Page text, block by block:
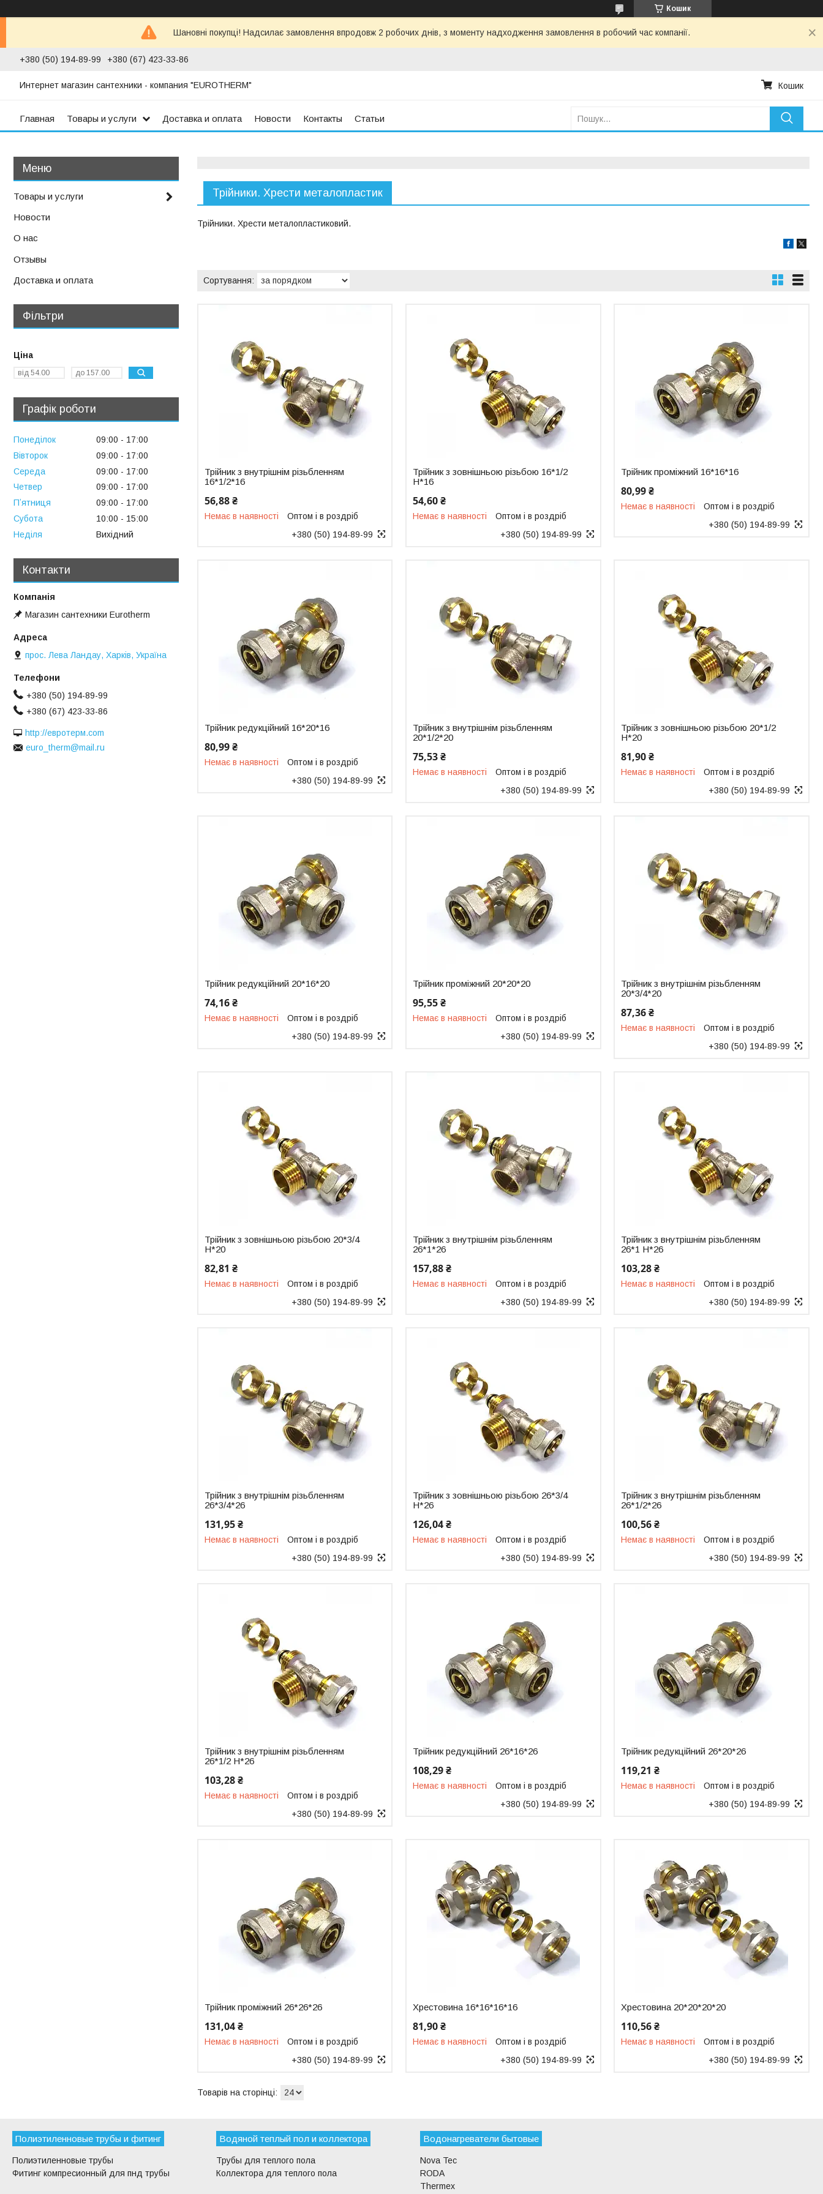
Кошик
Шановні покупці! Надсилає замовлення впродовж 2 робочих днів, з моменту надходження замовлення в робочий час компанії.
+380 (50) 194-89-99 +380 (67) 423-33-86
Интернет магазин сантехники - компания "EUROTHERM" Кошик
Главная Товары и услуги Доставка и оплата Новости Контакты Статьи
Трійники. Хрести металопластик
Трійники. Хрести металопластиковий.
Трійник з внутрішнім різьбленням
16*1/2*16
56,88 ₴
Немає в наявності
Оптом і в роздріб
+380 (50) 194-89-99
Трійник з зовнішньою різьбою 16*1/2
Н*16
54,60 ₴
Немає в наявності
Оптом і в роздріб
+380 (50) 194-89-99
Трійник проміжний 16*16*16
80,99 ₴
Немає в наявності
Оптом і в роздріб
+380 (50) 194-89-99
Трійник редукційний 16*20*16
80,99 ₴
Немає в наявності
Оптом і в роздріб
+380 (50) 194-89-99
Трійник з внутрішнім різьбленням
20*1/2*20
75,53 ₴
Немає в наявності
Оптом і в роздріб
+380 (50) 194-89-99
Трійник з зовнішньою різьбою 20*1/2
Н*20
81,90 ₴
Немає в наявності
Оптом і в роздріб
+380 (50) 194-89-99
Трійник редукційний 20*16*20
74,16 ₴
Немає в наявності
Оптом і в роздріб
+380 (50) 194-89-99
Трійник проміжний 20*20*20
95,55 ₴
Немає в наявності
Оптом і в роздріб
+380 (50) 194-89-99
Трійник з внутрішнім різьбленням
20*3/4*20
87,36 ₴
Немає в наявності
Оптом і в роздріб
+380 (50) 194-89-99
Трійник з зовнішньою різьбою 20*3/4
Н*20
82,81 ₴
Немає в наявності
Оптом і в роздріб
+380 (50) 194-89-99
Трійник з внутрішнім різьбленням
26*1*26
157,88 ₴
Немає в наявності
Оптом і в роздріб
+380 (50) 194-89-99
Трійник з внутрішнім різьбленням
26*1 Н*26
103,28 ₴
Немає в наявності
Оптом і в роздріб
+380 (50) 194-89-99
Трійник з внутрішнім різьбленням
26*3/4*26
131,95 ₴
Немає в наявності
Оптом і в роздріб
+380 (50) 194-89-99
Трійник з зовнішньою різьбою 26*3/4
Н*26
126,04 ₴
Немає в наявності
Оптом і в роздріб
+380 (50) 194-89-99
Трійник з внутрішнім різьбленням
26*1/2*26
100,56 ₴
Немає в наявності
Оптом і в роздріб
+380 (50) 194-89-99
Трійник з внутрішнім різьбленням
26*1/2 Н*26
103,28 ₴
Немає в наявності
Оптом і в роздріб
+380 (50) 194-89-99
Трійник редукційний 26*16*26
108,29 ₴
Немає в наявності
Оптом і в роздріб
+380 (50) 194-89-99
Трійник редукційний 26*20*26
119,21 ₴
Немає в наявності
Оптом і в роздріб
+380 (50) 194-89-99
Трійник проміжний 26*26*26
131,04 ₴
Немає в наявності
Оптом і в роздріб
+380 (50) 194-89-99
Хрестовина 16*16*16*16
81,90 ₴
Немає в наявності
Оптом і в роздріб
+380 (50) 194-89-99
Хрестовина 20*20*20*20
110,56 ₴
Немає в наявності
Оптом і в роздріб
+380 (50) 194-89-99
Товары и услуги
Новости
О нас
Отзывы
Доставка и оплата
Фільтри
Ціна
Графік роботи
Понеділок 09:00
17:00
Вівторок
09:00
17:00
Середа
09:00
17:00
Четвер
09:00
17:00
Пʼятниця
09:00
17:00
Субота
10:00
15:00
Неділя
Вихідний
Контакти
Магазин сантехники Eurotherm
прос. Лева Ландау, Харків, Україна
+380 (50) 194-89-99
+380 (67) 423-33-86
http://евротерм.com
euro_therm@mail.ru
Полиэтиленновые трубы и фитинг
Полиэтиленновые трубы
Фитинг компресионный для пнд трубы
Водяной теплый пол и коллектора
Трубы для теплого пола
Коллектора для теплого пола
Водонагреватели бытовые
Nova Tec
RODA
Thermex